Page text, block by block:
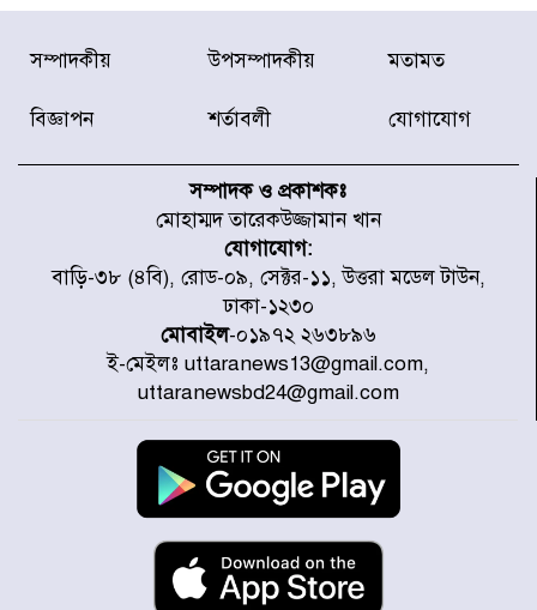
দেশে ভারি বৃষ্টির সতর্কবার্তা, ১০
জেলায় বন্যার পূর্বাভাস
স্থাপনের উদ্যোগ চান মিয়া ব্যাপারীর
৭ জেলায় ঝোড়ো হাওয়াসহ বজ্রবৃষ্টির
শঙ্কা
বগুড়া ও সিলেটে সড়ক দুর্ঘটনায় নিহত
১৫
জুলাইয়ে দেশজুড়ে ৪৫৮টি সড়ক
দুর্ঘটনায় ৪১৬ জন নিহত হয়েছেন
হারিয়ে যাওয়া শিশুকে পরিবারের কাছে
সম্পাদকীয় উপসম্পাদকীয় মতামত
বিজ্ঞাপন শর্তাবলী যোগাযোগ
সম্পাদক ও প্রকাশকঃ
মোহাম্মদ তারেকউজ্জামান খান
যোগাযোগ:
বাড়ি-৩৮ (৪বি), রোড-০৯, সেক্টর-১১, উত্তরা মডেল টাউন,
ঢাকা-১২৩০
মোবাইল-০১৯৭২ ২৬৩৮৯৬
ই-মেইলঃ uttaranews13@gmail.com,
uttaranewsbd24@gmail.com